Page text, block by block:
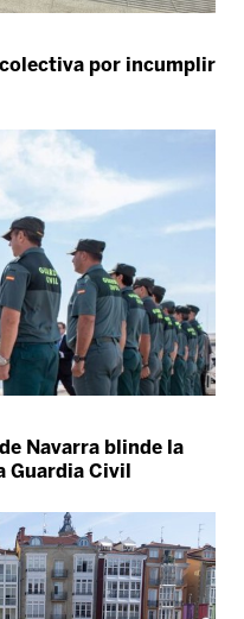
colectiva por incumplir
Navarra blinde la
Guardia Civil